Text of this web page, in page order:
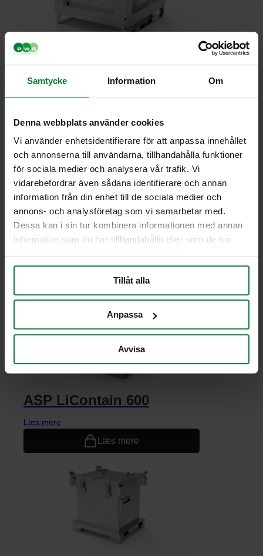
Samtycke Information Om
Denna webbplats använder cookies
Vi använder enhetsidentifierare för att anpassa innehållet
och annonserna till användarna, tillhandahålla funktioner
för sociala medier och analysera vår trafik. Vi
vidarebefordrar även sådana identifierare och annan
information från din enhet till de sociala medier och
annons- och analysföretag som vi samarbetar med.
Dessa kan i sin tur kombinera informationen med annan
information som du har tillhandahållit eller som de har
Tillåt alla
Anpassa
Avvisa
ASP LiContain 460
Læs mere
Læs mere
ASP LiContain 600
Læs mere
Læs mere